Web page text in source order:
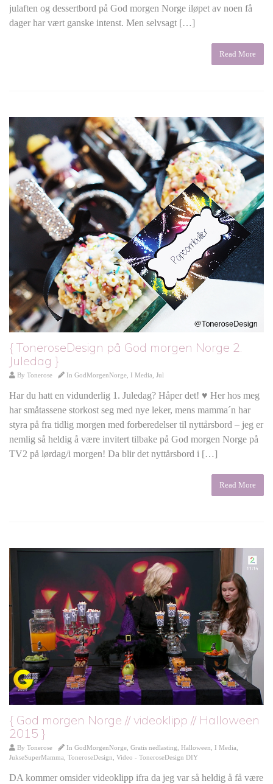
julaften og dessertbord på God morgen Norge iløpet av noen få
dager har vært ganske intenst. Men selvsagt […]
Read More
{ ToneroseDesign på God morgen Norge 2.
Juledag }
By Tonerose In GodMorgenNorge I Media Jul
Har du hatt en vidunderlig 1. Juledag? Håper det! ♥ Her hos meg
har småtassene storkost seg med nye leker, mens mamma´n har
styra på fra tidlig morgen med forberedelser til nyttårsbord – jeg er
nemlig så heldig å være invitert tilbake på God morgen Norge på
TV2 på lørdag/i morgen! Da blir det nyttårsbord i […]
Read More
{ God morgen Norge // videoklipp // Halloween
2015 }
By Tonerose In GodMorgenNorge Gratis nedlasting Halloween I Media
JukseSuperMamma ToneroseDesign Video - ToneroseDesign DIY
DA kommer omsider videoklipp ifra da jeg var så heldig å få være